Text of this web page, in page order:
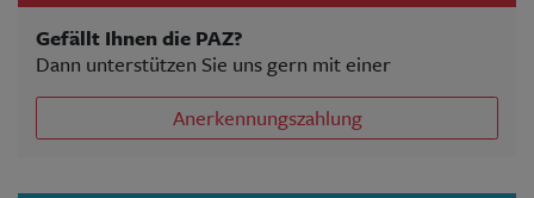
Gefällt Ihnen die PAZ?
Dann unterstützen Sie uns gern mit einer
Anerkennungszahlung